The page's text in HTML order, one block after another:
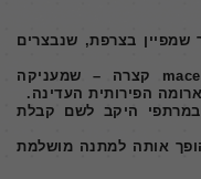
מאזור שמפיין בצרפת, שנבצרים
• תהליך הייצור נעשה בשיטת maceration קצרה – שמעניקה
הפירותית העדינה.
במרתפי היקב לשם קבלת
אותה למתנה מושלמת